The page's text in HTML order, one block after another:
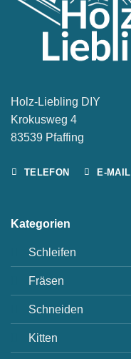
Holz-Liebling DIY
Krokusweg 4
83539 Pfaffing
TELEFON E-MAIL
Kategorien
Schleifen
Fräsen
Schneiden
Kitten